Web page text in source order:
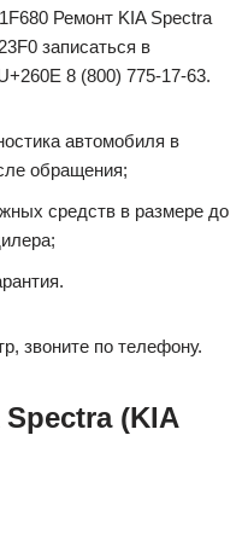
Ремонт KIA Spectra
записаться в
8 (800) 775-17-63.
автомобиля в
обращения;
средств в размере до
звоните по телефону.
(KIA